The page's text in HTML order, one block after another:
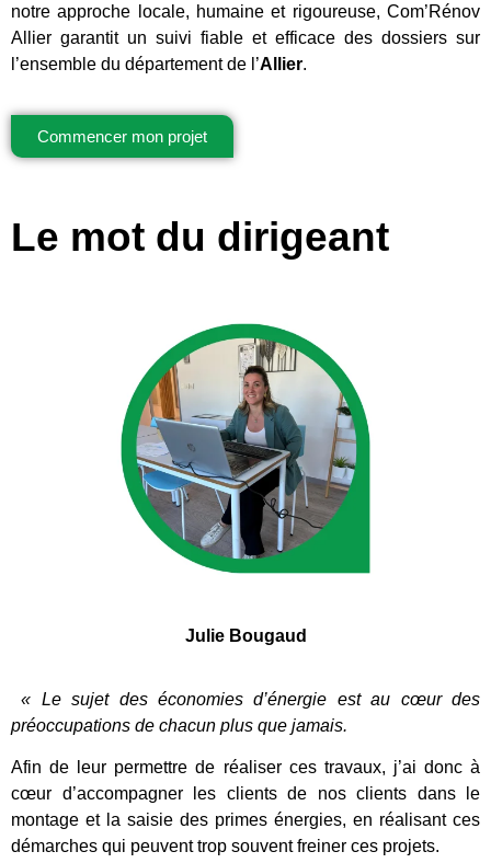
notre approche locale, humaine et rigoureuse, Com’Rénov
Allier garantit un suivi fiable et efficace des dossiers sur
l’ensemble du département de l’Allier.
Commencer mon projet
Le mot du dirigeant
« Le sujet des économies d’énergie est au cœur des
préoccupations de chacun plus que jamais.
Afin de leur permettre de réaliser ces travaux, j’ai donc à
cœur d’accompagner les clients de nos clients dans le
montage et la saisie des primes énergies, en réalisant ces
démarches qui peuvent trop souvent freiner ces projets.
Julie Bougaud